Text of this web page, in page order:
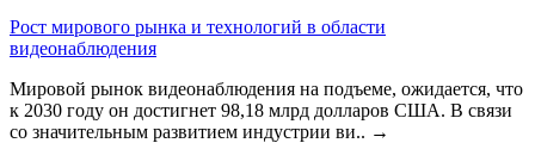
Рост мирового рынка и технологий в области
видеонаблюдения
Мировой рынок видеонаблюдения на подъеме, ожидается, что
к 2030 году он достигнет 98,18 млрд долларов США. В связи
со значительным развитием индустрии ви.. →